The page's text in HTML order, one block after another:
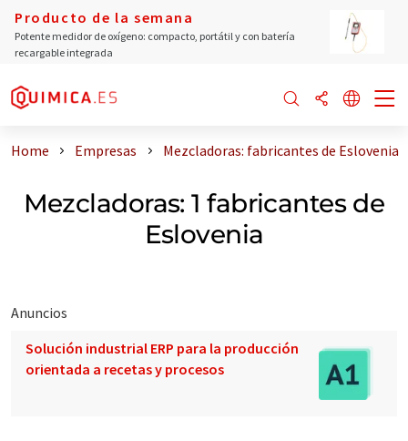
Producto de la semana
Potente medidor de oxígeno: compacto, portátil y con batería
recargable integrada
Home Empresas Mezcladoras: fabricantes de Eslovenia
Mezcladoras: 1 fabricantes de
Eslovenia
Anuncios
Solución industrial ERP para la producción
orientada a recetas y procesos